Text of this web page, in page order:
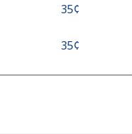
⁦35¢⁩
⁦35¢⁩